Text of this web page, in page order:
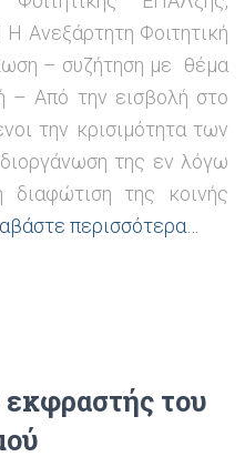
Ανεξάρτητη Φοιτητική
– συζήτηση με θέμα
– Από την εισβολή στο
την κρισιμότητα των
της εν λόγω
της κοινής
περισσότερα…
του